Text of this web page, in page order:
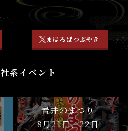
まほろばつぶやき
系イベント
岩井のまつり
8月21日、22日